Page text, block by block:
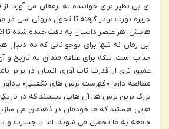
ای بی نظیر برای خواننده به ارمغان می آورد.
جزیره نورت برادر گرفته تا تحول درونی اسی در
هایش، هر عنصر داستان به دقت چیده شده تا
این رمان نه تنها برای نوجوانانی که به دنبال
جذاب است، بلکه برای علاقه مندان به تاریخ و
عمیق تری از قدرت تاب آوری انسان در برابر
مطالعه دارد. «فهرست ترس های نگفتنی»
بزرگ ترین ترس ها، آن هایی نیستند که در
هایی هستند که ما خودمان در ذهنمان می
جامعه به ما تحمیل می شوند. اما با جسارت و